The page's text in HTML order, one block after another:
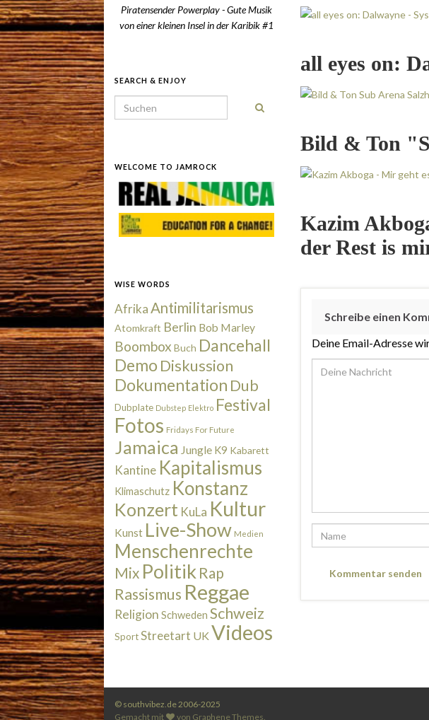
all eyes on:
Bild & Ton
Kazim
der Rest is
Schreibe einen
Deine Email-Adresse
Piratensender Powerplay - Gute Musik
von einer kleinen Insel in der Karibik #1
SEARCH & ENJOY
Search for:
WELCOME TO JAMROCK
WISE WORDS
AfrikaAntimilitarismus
Atomkraft Berlin Bob Marley
Boombox Buch Dancehall
Demo Diskussion
Dokumentation Dub
Dubplate Dubstep Elektro Festival
Fotos Fridays For Future
Jamaica Jungle K9 Kabarett
Kantine Kapitalismus
Klimaschutz Konstanz
Konzert KuLa Kultur
Kunst Live-Show Medien
Menschenrechte
Mix Politik Rap
Rassismus Reggae
Religion Schweden Schweiz
SportStreetart UKVideos
© southvibez.de 2006-2025
Gemacht mit
von Graphene Themes.